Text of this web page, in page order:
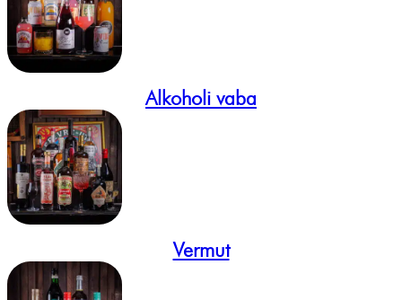
Alkoholi vaba
Vermut